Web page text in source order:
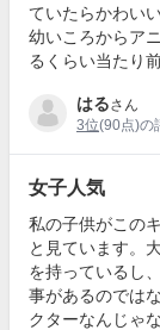
ていたらかわい
幼いころからア
るくらい当たり
はるさん
3位(90点)の
女子人気
私の子供がこの
と見ています。
を持っているし
事があるのでは
クターなんじゃ